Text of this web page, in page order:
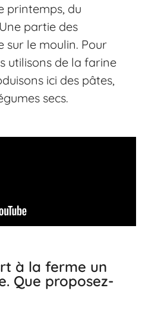
printemps, du
partie des
sur le moulin. Pour
utilisons de la farine
ici des pâtes,
secs.
à la ferme un
Que proposez-